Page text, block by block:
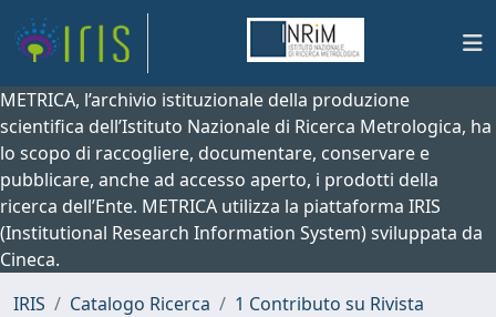
METRICA, l’archivio istituzionale della produzione
scientifica dell’Istituto Nazionale di Ricerca Metrologica, ha
lo scopo di raccogliere, documentare, conservare e
pubblicare, anche ad accesso aperto, i prodotti della
ricerca dell’Ente. METRICA utilizza la piattaforma IRIS
(Institutional Research Information System) sviluppata da
Cineca.
IRIS
Catalogo Ricerca
1 Contributo su Rivista